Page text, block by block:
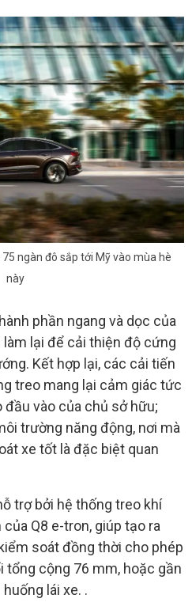
ngàn đô sắp tới Mỹ vào mùa hè
này
phần ngang và dọc của
lại để cải thiện độ cứng
Kết hợp lại, các cải tiến
treo mang lại cảm giác tức
vào của chủ sở hữu;
trường năng động, nơi mà
xe tốt là đặc biệt quan
trợ bởi hệ thống treo khí
Q8 e-tron, giúp tạo ra
soát đồng thời cho phép
tổng cộng 76 mm, hoặc gần
lái xe. .